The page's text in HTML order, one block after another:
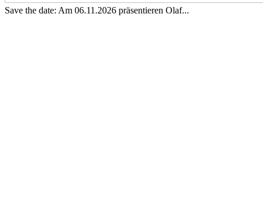
Save the date: Am 06.11.2026 präsentieren Olaf...